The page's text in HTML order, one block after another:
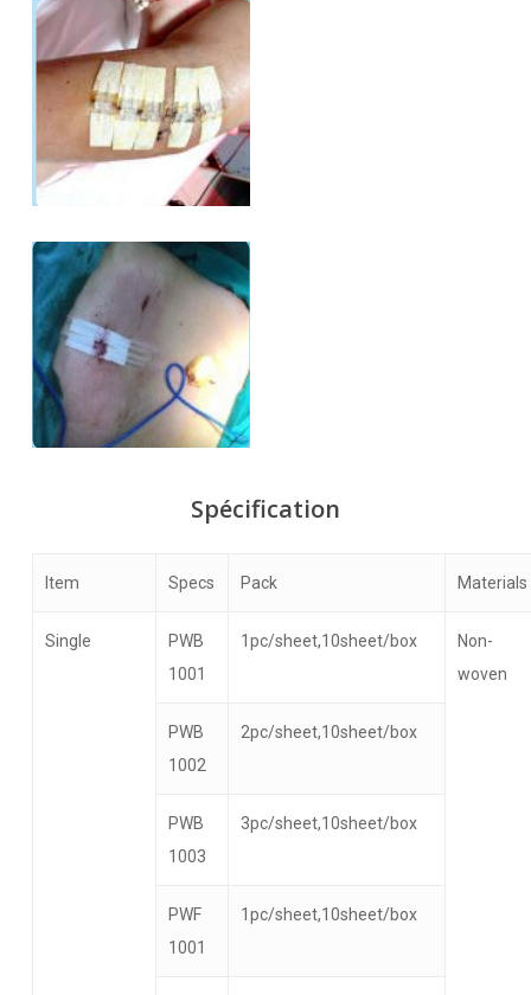
Spécification
Item Specs Pack Materials
Single
PWB
1001
1pc/sheet,10sheet/box
Non-
woven
PWB
1002
2pc/sheet,10sheet/box
PWB
1003
3pc/sheet,10sheet/box
PWF
1001
1pc/sheet,10sheet/box